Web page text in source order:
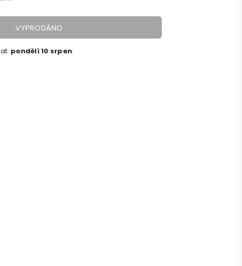
VYPRODÁNO
pondělí 10 srpen.